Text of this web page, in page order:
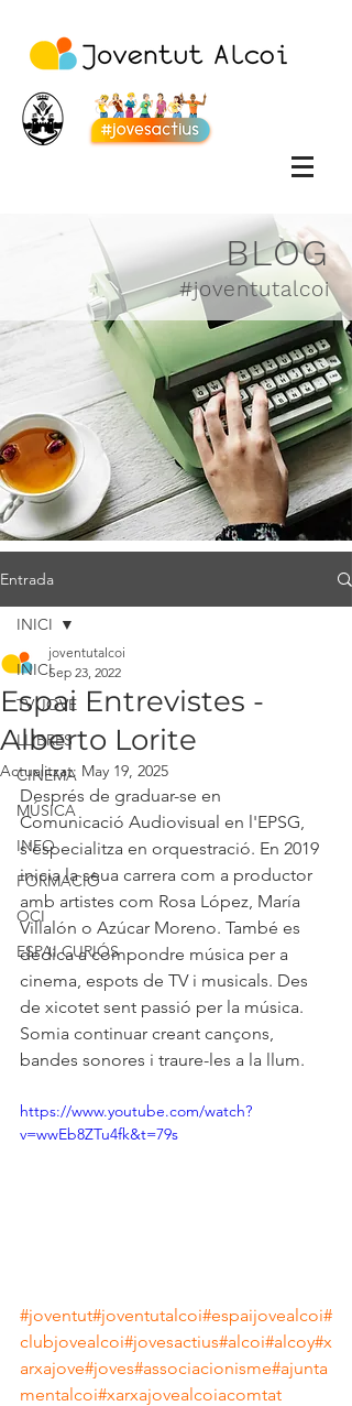
BLOG
#joventutalcoi
Entrada
INICI
TV JOVE
LLIBRES
CINEMA
MÚSICA
INFO
FORMACIÓ
OCI
ESPAI CURIÓS
INICI
Espai Entrevistes -
Alberto Lorite
joventutalcoi
Sep 23, 2022
Actualitzat: May 19, 2025
Després de graduar-se en
Comunicació Audiovisual en l'EPSG,
s'especialitza en orquestració. En 2019
inicia la seua carrera com a productor
amb artistes com Rosa López, María
Villalón o Azúcar Moreno. També es
dedica a compondre música per a
cinema, espots de TV i musicals. Des
de xicotet sent passió per la música.
Somia continuar creant cançons,
bandes sonores i traure-les a la llum.
https://www.youtube.com/watch?
v=wwEb8ZTu4fk&t=79s
#joventut#joventutalcoi#espaijovealcoi#
clubjovealcoi#jovesactius#alcoi#alcoy#x
arxajove#joves#associacionisme#ajunta
mentalcoi#xarxajovealcoiacomtat